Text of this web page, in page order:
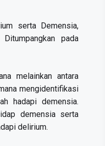
serta Demensia,
pada
melainkan antara
mengidentifikasi
hadapi demensia.
demensia serta
delirium.